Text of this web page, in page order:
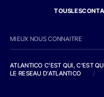
MIEUX NOUS CONNAITRE
ATLANTICO C'EST QUI, C'EST
LE RESEAU D'ATLANTICO
/